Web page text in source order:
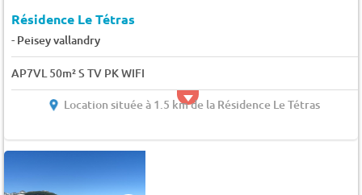
Résidence Le Tétras
- Peisey vallandry
AP7VL 50m² S TV PK WIFI
Location située à 1.5 km de la Résidence Le Tétras